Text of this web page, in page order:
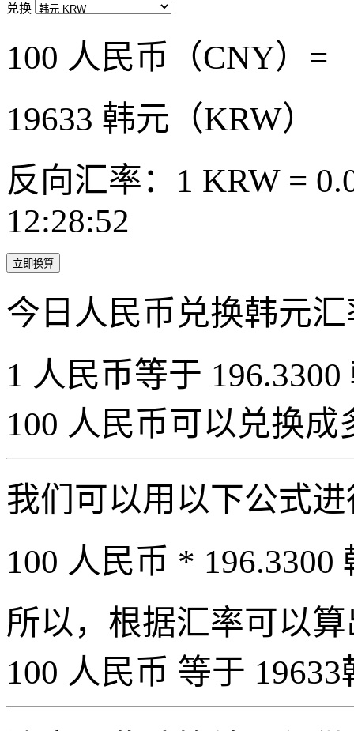
兑换
100 人民币（CNY）=
19633 韩元（KRW）
反向汇率：1 KRW =
12:28:52
立即换算
今日人民币兑换韩元
1 人民币等于
100 人民币可以兑换成
我们可以用以下公式
100 人民币 * 196.3300
所以，根据汇率可以
100 人民币 等于